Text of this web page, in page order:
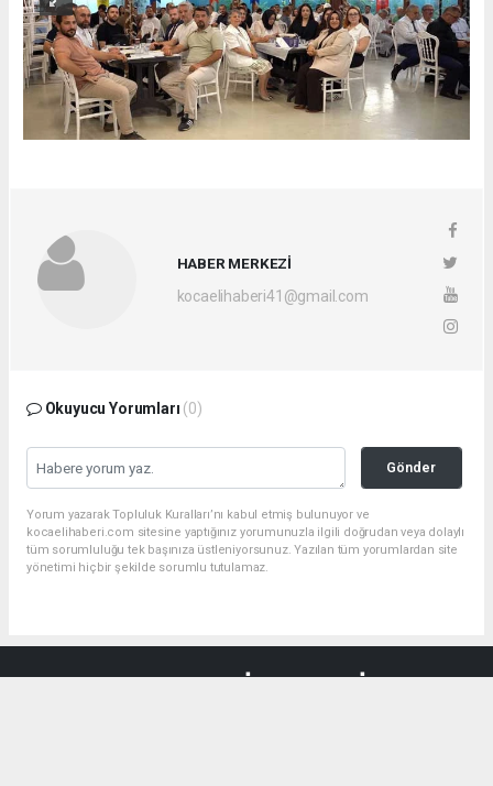
HABER MERKEZİ
kocaelihaberi41@gmail.com
Okuyucu Yorumları (0)
Gönder
Yorum yazarak Topluluk Kuralları’nı kabul etmiş bulunuyor ve
kocaelihaberi.com sitesine yaptığınız yorumunuzla ilgili doğrudan veya dolaylı
tüm sorumluluğu tek başınıza üstleniyorsunuz. Yazılan tüm yorumlardan site
yönetimi hiçbir şekilde sorumlu tutulamaz.